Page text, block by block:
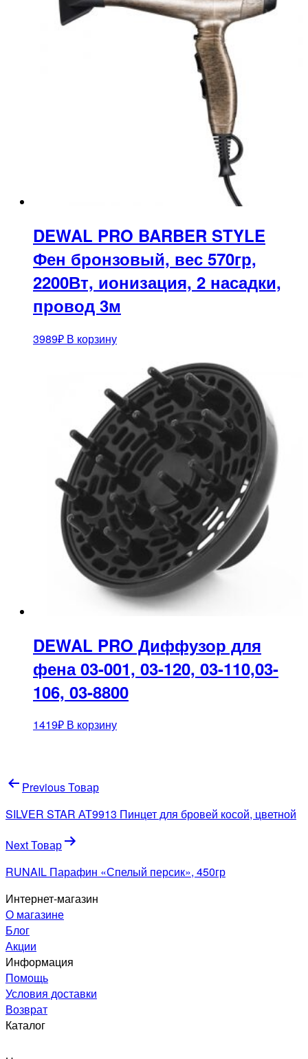
DEWAL PRO BARBER STYLE
Фен бронзовый, вес 570гр,
2200Вт, ионизация, 2 насадки,
провод 3м
3989₽ В корзину
DEWAL PRO Диффузор для
фена 03-001, 03-120, 03-110,03-
106, 03-8800
1419₽ В корзину
Навигация
по
записям
Previous Товар
SILVER STAR АТ9913 Пинцет для бровей косой, цветной
Next Товар
RUNAIL Парафин «Спелый персик», 450гр
Интернет-магазин
О магазине
Блог
Акции
Информация
Помощь
Условия доставки
Возврат
Каталог